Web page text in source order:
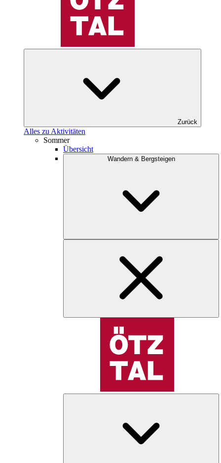
Zurück
Alles zu Aktivitäten
Sommer
Übersicht
Wandern & Bergsteigen